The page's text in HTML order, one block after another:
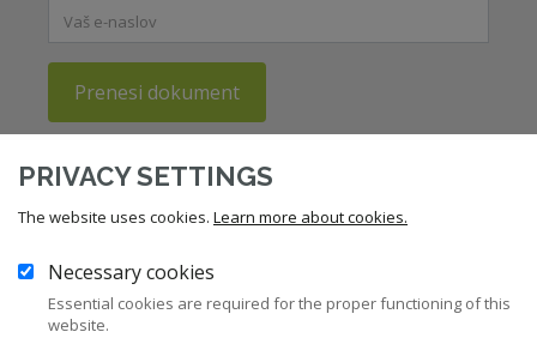
Prenesi dokument
ZNS.
Zakonodaja
PRIVACY SETTINGS
The website uses cookies. Learn more about cookies.
Necessary cookies
Essential cookies are required for the proper functioning of this
website.